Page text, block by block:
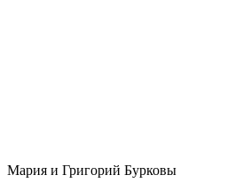
Мария и Григорий Бурковы